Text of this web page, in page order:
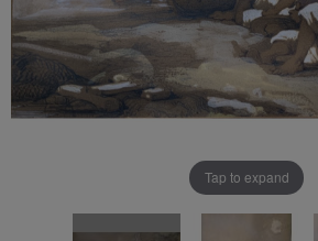
Tap to expand